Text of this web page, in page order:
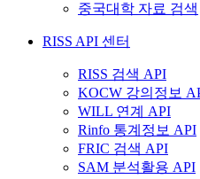
중국대학 자료 검색
RISS API 센터
RISS 검색 API
KOCW 강의정보
WILL 연계 API
Rinfo 통계정보 API
FRIC 검색 API
SAM 분석활용 API